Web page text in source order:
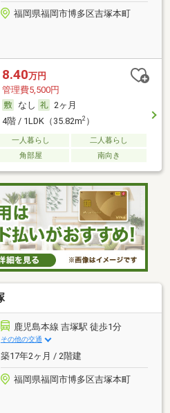
福岡県福岡市博多区吉塚本町
8.40万円
管理費5,500円
なし
2ヶ月
4階 / 1LDK（35.82m2）
一人暮らし
二人暮らし
角部屋 南向き
鹿児島本線 吉塚駅 徒歩1分
その他の交通
築17年2ヶ月 / 2階建
福岡県福岡市博多区吉塚本町